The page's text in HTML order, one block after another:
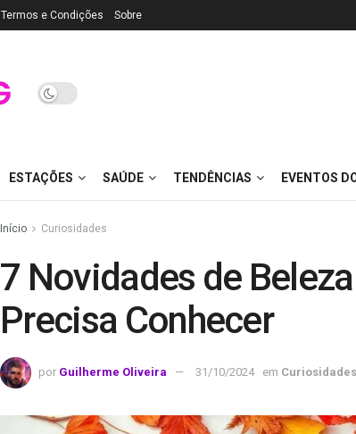
Termos e Condições Sobre
ESTAÇÕES SAÚDE TENDÊNCIAS EVENTOS
Início Curiosidades
7 Novidades de
Precisa Conhecer
por Guilherme Oliveira 31/10/2024 em Curiosidades